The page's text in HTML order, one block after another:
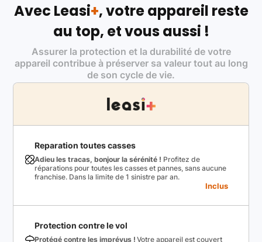
Avec Leasi+, votre appareil reste
au top, et vous aussi !
Assurer la protection et la durabilité de votre
appareil contribue à préserver sa valeur tout au long
de son cycle de vie.
Reparation toutes casses
Adieu les tracas, bonjour la sérénité ! Profitez de
réparations pour toutes les casses et pannes, sans aucune
franchise. Dans la limite de 1 sinistre par an.
Inclus
Protection contre le vol
Protégé contre les imprévus ! Votre appareil est couvert